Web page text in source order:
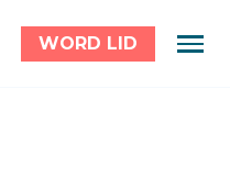
WORD LID